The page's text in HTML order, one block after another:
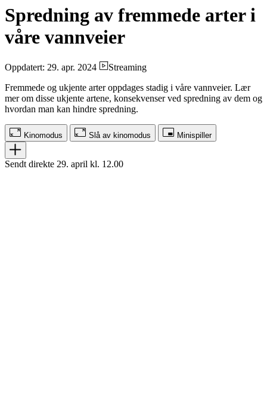
Spredning av fremmede arter i
våre vannveier
Oppdatert: 29. apr. 2024
Streaming
Fremmede og ukjente arter oppdages stadig i våre vannveier. Lær
mer om disse ukjente artene, konsekvenser ved spredning av dem og
hvordan man kan hindre spredning.
Kinomodus Slå av kinomodus Minispiller
Sendt direkte 29. april kl. 12.00